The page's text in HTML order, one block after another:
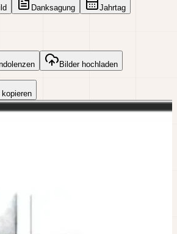
Danksagung Jahrtag
Bilder hochladen
kopieren